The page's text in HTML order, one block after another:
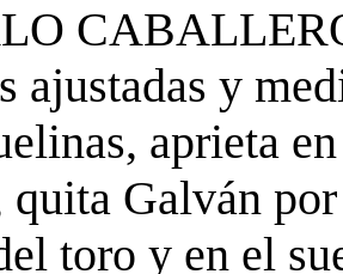
ajustadas y
aprieta
quita Galván
toro y en el